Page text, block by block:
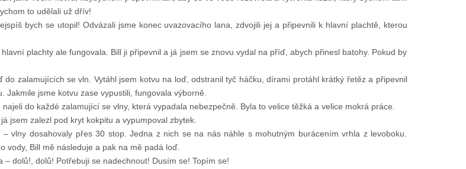
to udělali už dřív!
bych se utopil! Odvázali jsme konec uvazovacího lana, zdvojili jej a připevnili k hlavní plachtě, kterou
plachty ale fungovala. Bill ji připevnil a já jsem se znovu vydal na příď, abych přinesl batohy. Pokud by
zalamujících se vln. Vytáhl jsem kotvu na loď, odstranil tyč háčku, dírami protáhl krátký řetěz a připevnil
jsme kotvu zase vypustili, fungovala výborně.
do každé zalamující se vlny, která vypadala nebezpečně. Byla to velice těžká a velice mokrá práce.
jsem zalezl pod kryt kokpitu a vypumpoval zbytek.
vlny dosahovaly přes 30 stop. Jedna z nich se na nás náhle s mohutným burácením vrhla z levoboku.
vody, Bill mě následuje a pak na mě padá loď.
dolů!, dolů! Potřebuji se nadechnout! Dusím se! Topím se!